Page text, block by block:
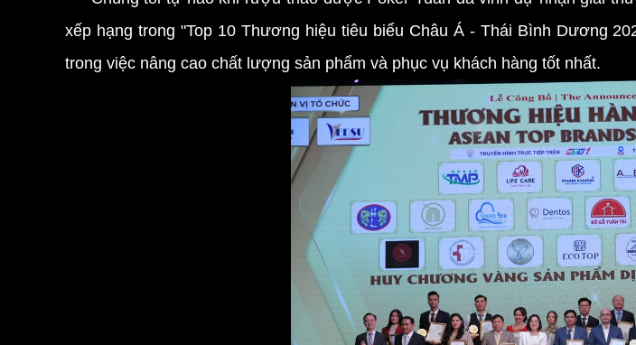
xếp hạng trong "Top 10 Thương hiệu tiêu biểu Châu Á - Thái Bình Dương
trong việc nâng cao chất lượng sản phẩm và phục vụ khách hàng tốt nhất.